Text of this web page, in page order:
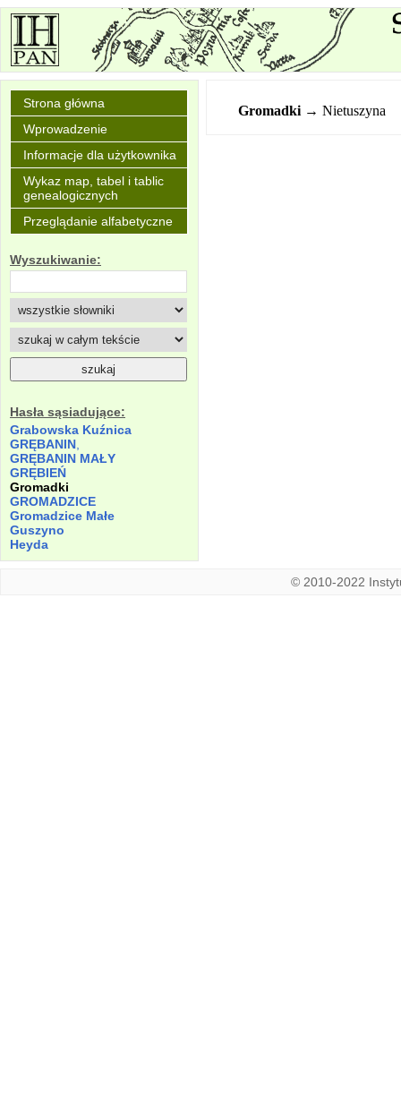
Strona główna
Wprowadzenie
Informacje dla użytkownika
Wykaz map, tabel i tablic
genealogicznych
Przeglądanie alfabetyczne
Wyszukiwanie:
Hasła sąsiadujące:
Grabowska Kuźnica
GRĘBANIN
GRĘBANIN MAŁY
GRĘBIEŃ
Gromadki
GROMADZICE
Gromadzice Małe
Guszyno
Heyda
Gromadki → Nietuszyna
© 2010-2022